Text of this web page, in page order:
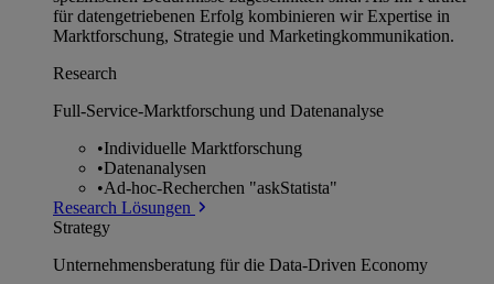
für datengetriebenen Erfolg kombinieren wir Expertise in
Marktforschung, Strategie und Marketingkommunikation.
Research
Full-Service-Marktforschung und Datenanalyse
•Individuelle Marktforschung
•Datenanalysen
•Ad-hoc-Recherchen "askStatista"
Research Lösungen
Strategy
Unternehmens­beratung für die Data-Driven Economy